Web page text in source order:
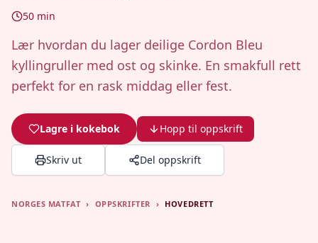
50 min
Lær hvordan du lager deilige Cordon Bleu
kyllingruller med ost og skinke. En smakfull rett
perfekt for en rask middag eller fest.
Lagre i kokebok Hopp til oppskrift
Skriv ut Del oppskrift
NORGES MATFAT › OPPSKRIFTER › HOVEDRETT